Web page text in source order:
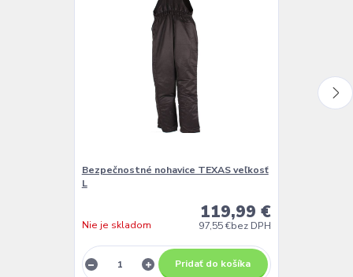
Bezpečnostné nohavice TEXAS veľkosť
L
119,99 €
97,55 €bez DPH
Nie je skladom
Pridať do košíka